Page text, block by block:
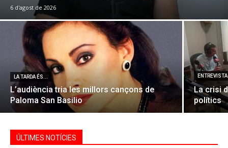
6 d'agost de 2026
LA TARDA ÉS...
L’audiència tria les millors cançons de
Paloma San Basilio
La crisi
polítics
ÚLTIMES NOTÍCIES